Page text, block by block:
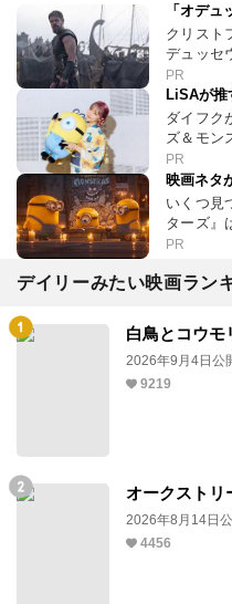
「オデュ
クリスト
デュッセ
PR
LiSAが推
ダイフク
ズ＆モン
PR
映画ネタ
いくつ見
ターズ』
PR
デイリーみたい映画ラン
白鳥とコウモ
2026年9月4日公
9219
オークストリ
2026年8月14日
4456